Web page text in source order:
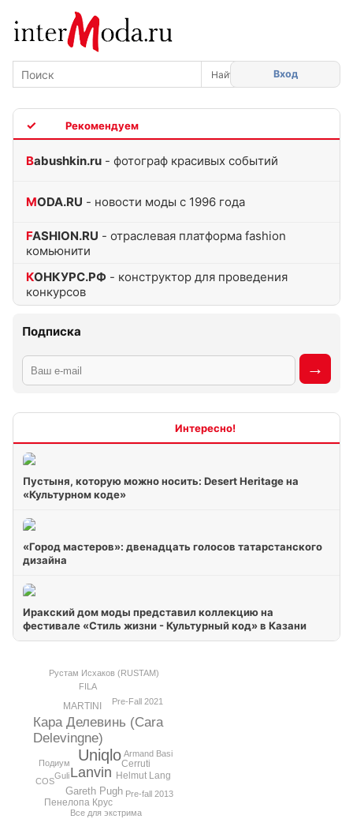
Вход
Babushkin.ru - фотограф красивых событий
MODA.RU - новости моды с 1996 года
FASHION.RU - отраслевая платформа fashion
комьюнити
КОНКУРС.РФ - конструктор для проведения
конкурсов
Подписка
Пустыня, которую можно носить: Desert Heritage на
«Культурном коде»
«Город мастеров»: двенадцать голосов татарстанского
дизайна
Иракский дом моды представил коллекцию на
фестивале «Стиль жизни - Культурный код» в Казани
Uniqlo
Lanvin
Кара Делевинь (Cara
Delevingne)
Gareth Pugh
Helmut Lang
Cerruti
MARTINI
Пенелопа Крус
Guli
Подиум
Pre-Fall 2021
Pre-fall 2013
COS
Armand Basi
FILA
Все для экстрима
Рустам Исхаков (RUSTAM)